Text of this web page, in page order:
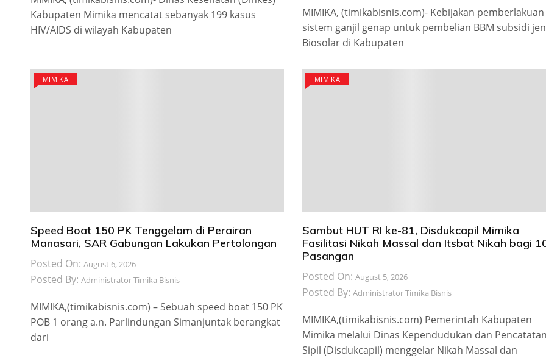
Kabupaten Mimika mencatat sebanyak 199 kasus
HIV/AIDS di wilayah Kabupaten
MIMIKA, (timikabisnis.com)- Kebijakan pemberlakuan
sistem ganjil genap untuk pembelian BBM subsidi
Biosolar di Kabupaten
MIMIKA
Speed Boat 150 PK Tenggelam di Perairan
Manasari, SAR Gabungan Lakukan Pertolongan
Posted On: August 6, 2026
Posted By: Administrator Timika Bisnis
MIMIKA,(timikabisnis.com) – Sebuah speed boat 150 PK
POB 1 orang a.n. Parlindungan Simanjuntak berangkat
dari
MIMIKA
Sambut HUT RI ke-81, Disdukcapil Mimika
Fasilitasi Nikah Massal dan Itsbat Nikah bagi
Pasangan
Posted On: August 5, 2026
Posted By: Administrator Timika Bisnis
MIMIKA,(timikabisnis.com) Pemerintah Kabupaten
Mimika melalui Dinas Kependudukan dan
Sipil (Disdukcapil) menggelar Nikah Massal dan